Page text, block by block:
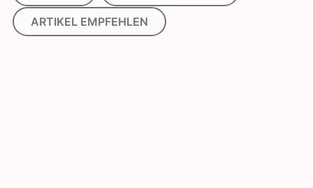
ARTIKEL EMPFEHLEN